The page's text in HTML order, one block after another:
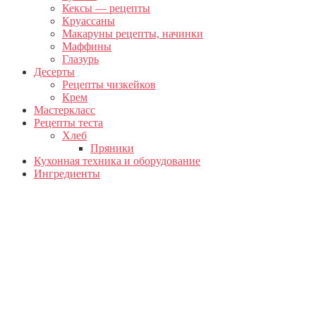
Кексы — рецепты
Круассаны
Макаруны рецепты, начинки
Маффины
Глазурь
Десерты
Рецепты чизкейков
Крем
Мастеркласс
Рецепты теста
Хлеб
Пряники
Кухонная техника и оборудование
Ингредиенты